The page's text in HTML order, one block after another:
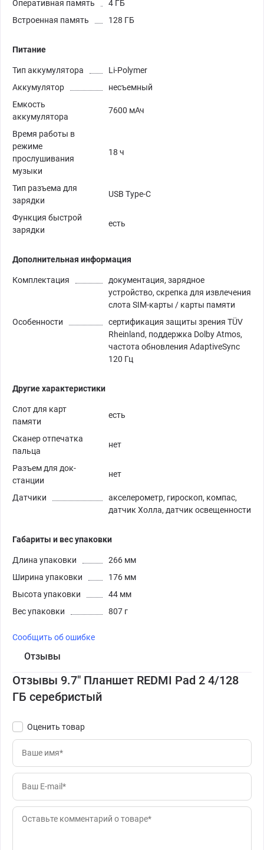
Оперативная память
4 ГБ
Встроенная память
128 ГБ
Питание
Тип аккумулятора
Li-Polymer
Аккумулятор
несъемный
Емкость
аккумулятора
7600 мАч
Время работы в
режиме
прослушивания
музыки
18 ч
Тип разъема для
зарядки
USB Type-C
Функция быстрой
зарядки
есть
Дополнительная информация
Комплектация
документация, зарядное
устройство, скрепка для извлечения
слота SIM-карты / карты памяти
Особенности
сертификация защиты зрения TÜV
Rheinland, поддержка Dolby Atmos,
частота обновления AdaptiveSync
120 Гц
Другие характеристики
Слот для карт
памяти
есть
Сканер отпечатка
пальца
нет
Разъем для док-
станции
нет
Датчики
акселерометр, гироскоп, компас,
датчик Холла, датчик освещенности
Габариты и вес упаковки
Длина упаковки
266 мм
Ширина упаковки
176 мм
Высота упаковки
44 мм
Вес упаковки
807 г
Сообщить об ошибке
Отзывы
Отзывы 9.7" Планшет REDMI Pad 2 4/128
ГБ серебристый
Оценить товар